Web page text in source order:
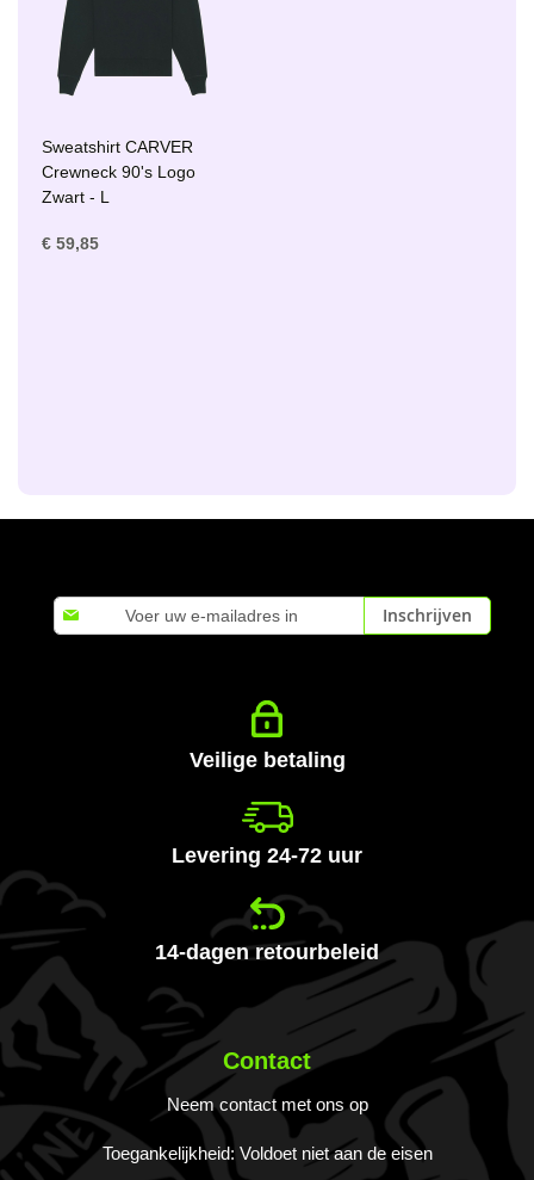
Sweatshirt CARVER
Crewneck 90's Logo
Zwart - L
€ 59,85
Abonneer
u
Inschrijven
Veilige betaling
Levering 24-72 uur
14-dagen retourbeleid
Contact
Neem contact met ons op
Toegankelijkheid: Voldoet niet aan de eisen